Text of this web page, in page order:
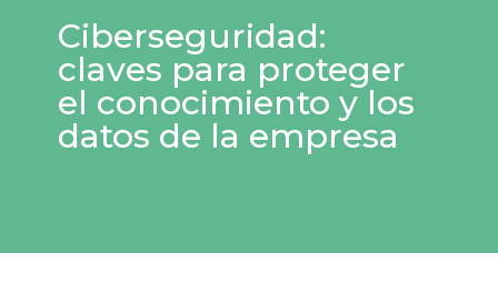
Ciberseguridad:
claves para proteger
el conocimiento y los
datos de la empresa